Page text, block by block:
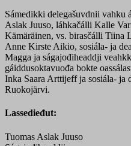
Sámedikki delegašuvdnii vahku
Aslak Juuso, láhkačálli Kalle
Kämäräinen, vs. birasčálli Tiina
Anne Kirste Aikio, sosiála- ja
Magga ja ságajođiheaddji
gáiddusoktavuođa bokte
Inka Saara Arttijeff ja sosiála- ja
Ruokojärvi.
Lassedieđut:
Tuomas Aslak Juuso